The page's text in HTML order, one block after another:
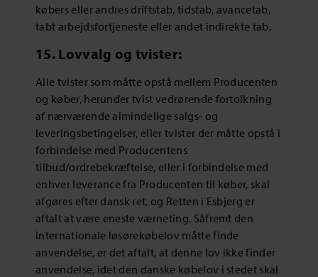
købers eller andres driftstab, tidstab, avancetab,
tabt arbejdsfortjeneste eller andet indirekte tab.
15. Lovvalg og tvister:
Alle tvister som måtte opstå mellem Producenten
og køber, herunder tvist vedrørende fortolkning
af nærværende almindelige salgs- og
leveringsbetingelser, eller tvister der måtte opstå i
forbindelse med Producentens
tilbud/ordrebekræftelse, eller i forbindelse med
enhver leverance fra Producenten til køber, skal
afgøres efter dansk ret, og Retten i Esbjerg er
aftalt at være eneste værneting. Såfremt den
internationale løsørekøbelov måtte finde
anvendelse, er det aftalt, at denne lov ikke finder
anvendelse, idet den danske købelov i stedet skal